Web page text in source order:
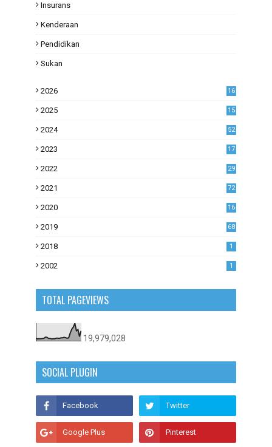
Insurans
Kenderaan
Pendidikan
Sukan
2026 16
2025 15
2024 52
2023
17
2022
29
2021
72
2020
16
2019
68
2018 1
2002 1
TOTAL PAGEVIEWS
19,979,028
SOCIAL PLUGIN